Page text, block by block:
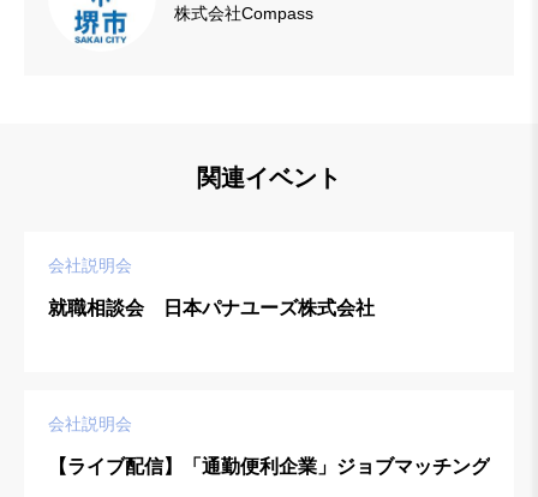
株式会社Compass
関連イベント
会社説明会
就職相談会 日本パナユーズ株式会社
会社説明会
【ライブ配信】「通勤便利企業」ジョブマッチング